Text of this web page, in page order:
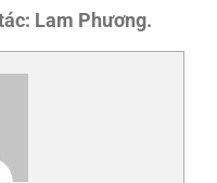
Lam Phương.